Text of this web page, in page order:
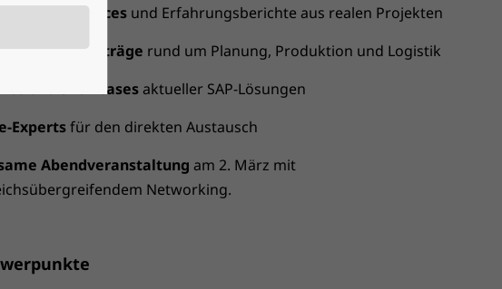
Best Practices und Erfahrungsberichte aus realen Projekten
und SAP-Vorträge rund um Planung, Produktion und Logistik
und Showcases aktueller SAP-Lösungen
Expertsfür den direkten Austausch
Abendveranstaltung am 2. März mit
Networking.